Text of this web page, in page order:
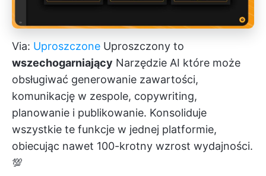
Via: Uproszczone Uproszczony to
wszechogarniający Narzędzie AI które może
obsługiwać generowanie zawartości,
komunikację w zespole, copywriting,
planowanie i publikowanie. Konsoliduje
wszystkie te funkcje w jednej platformie,
obiecując nawet 100-krotny wzrost wydajności.
💯